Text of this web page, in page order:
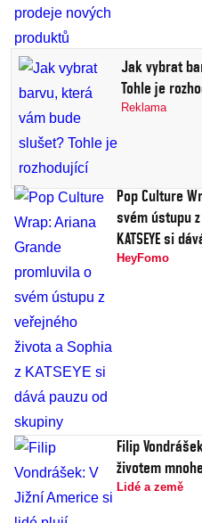
Jak vybrat
Tohle je
Reklama
Pop Culture
svém ústupu
KATSEYE si
HeyFomo
Filip
životem
Lidé a země